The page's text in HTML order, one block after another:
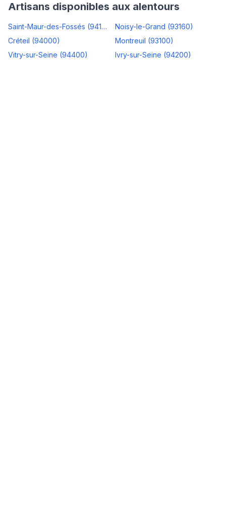
Artisans disponibles aux alentours
Saint-Maur-des-Fossés (94100 Noisy-le-Grand (93160)
Créteil (94000) Montreuil (93100)
Vitry-sur-Seine (94400) Ivry-sur-Seine (94200)